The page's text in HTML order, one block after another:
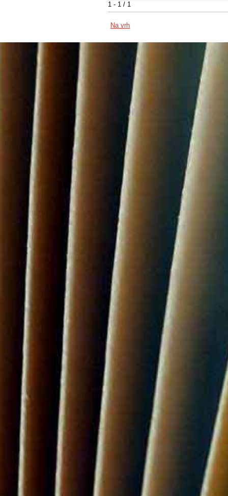
1 - 1 / 1
Na vrh